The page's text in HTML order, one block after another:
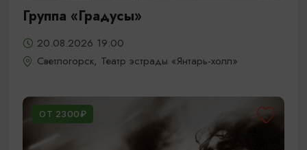
Группа «Градусы»
20.08.2026 19:00
Светлогорск, Театр эстрады «Янтарь-холл»
ОТ 2300₽